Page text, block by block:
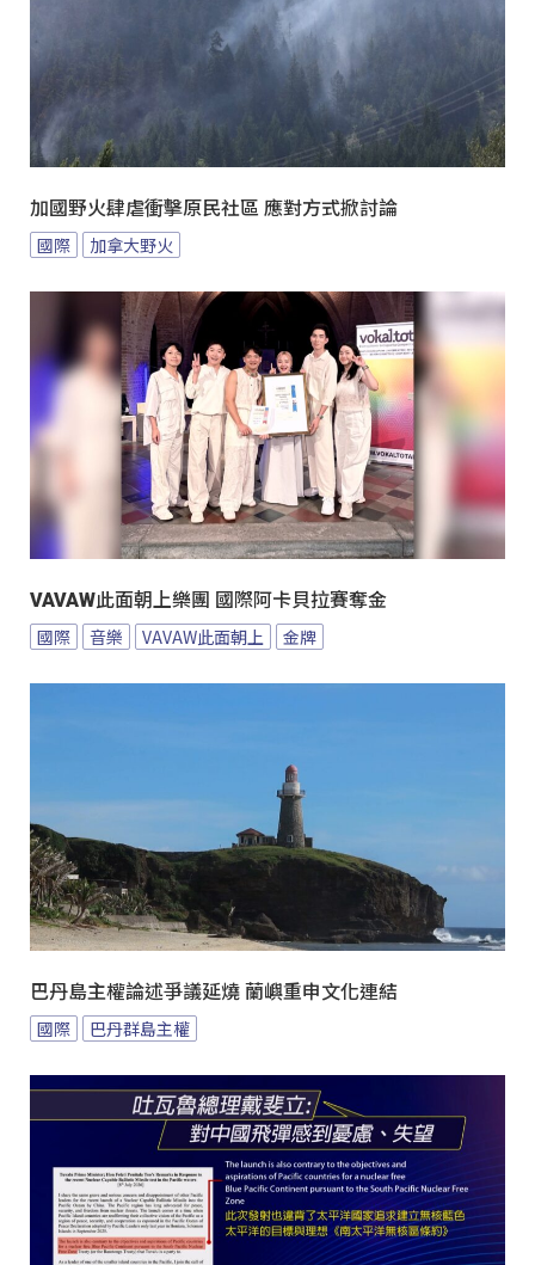
加國野火肆虐衝擊原民社區 應對方式掀討論
國際 加拿大野火
VAVAW此面朝上樂團 國際阿卡貝拉賽奪金
國際 音樂 VAVAW此面朝上 金牌
巴丹島主權論述爭議延燒 蘭嶼重申文化連結
國際 巴丹群島主權